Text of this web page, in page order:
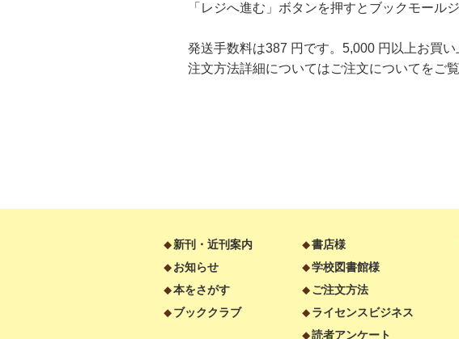
「レジへ進む」ボタンを押すとブックモール
発送手数料は387 円です。5,000 円以上お買い
注文方法詳細についてはご注文について をご
新刊・近刊案内
お知らせ
本をさがす
ブッククラブ
書店様
学校図書館様
ご注文方法
ライセンスビジネス
読者アンケート